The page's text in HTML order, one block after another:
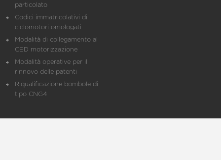
particolato
Codici immatricolativi di
ciclomotori omologati
Modalità di collegamento al
CED motorizzazione
Modalità operative per il
rinnovo delle patenti
Riqualificazione bombole di
tipo CNG4